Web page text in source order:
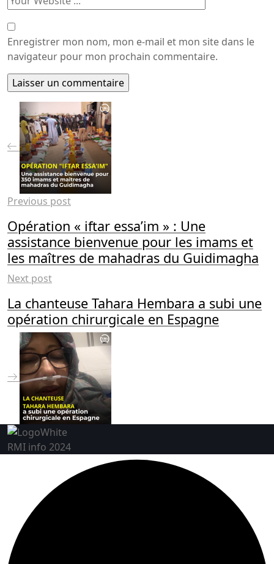
Enregistrer mon nom, mon e-mail et mon site dans le
navigateur pour mon prochain commentaire.
Previous post
Opération « iftar essa’im » : Une
assistance bienvenue pour les imams et
les maîtres de mahadras du Guidimagha
Next post
La chanteuse Tahara Hembara a subi une
opération chirurgicale en Espagne
RMI info 2024